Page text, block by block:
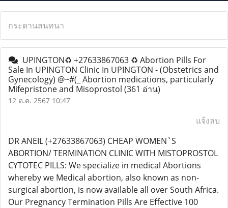
กระดานสนทนา
UPINGTON♻️ +27633867063 ♻️ Abortion Pills For
Sale In UPINGTON Clinic In UPINGTON - (Obstetrics and
Gynecology) @~#(_ Abortion medications, particularly
Mifepristone and Misoprostol (361 อ่าน)
12 ต.ค. 2567 10:47
แจ้งลบ
DR ANEIL (+27633867063) CHEAP WOMEN`S
ABORTION/ TERMINATION CLINIC WITH MISTOPROSTOL
CYTOTEC PILLS: We specialize in medical Abortions
whereby we Medical abortion, also known as non-
surgical abortion, is now available all over South Africa.
Our Pregnancy Termination Pills Are Effective 100